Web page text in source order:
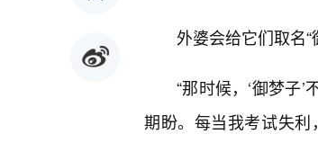
外婆会给它们取名“
“那时候，‘御梦子
期盼。每当我考试失利